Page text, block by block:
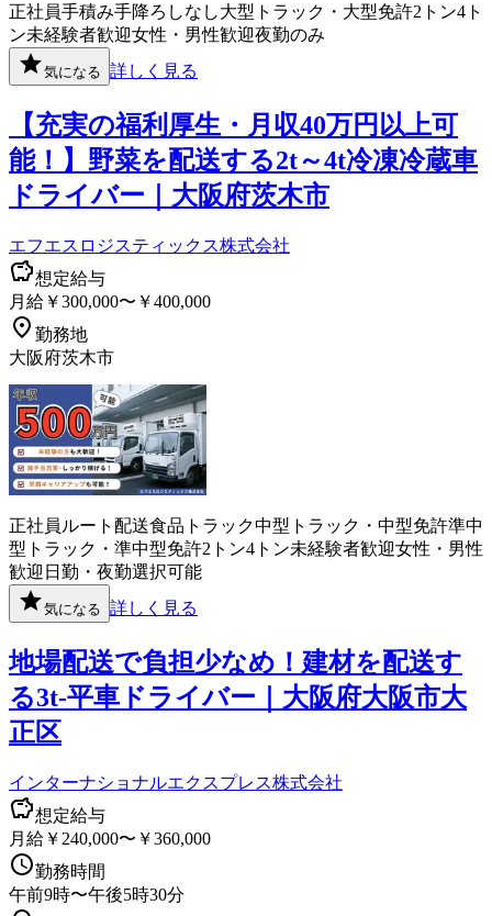
正社員手積み手降ろしなし大型トラック・大型免許2トン4ト
ン未経験者歓迎女性・男性歓迎夜勤のみ
気になる 詳しく見る
【充実の福利厚生・月収40万円以上可
能！】野菜を配送する2t～4t冷凍冷蔵車
ドライバー｜大阪府茨木市
エフエスロジスティックス株式会社
想定給与
月給￥300,000〜￥400,000
勤務地
大阪府茨木市
正社員 ルート配送食品 トラック中型トラック・中型免許準中
型トラック・準中型免許2トン4トン未経験者歓迎女性・男性
歓迎 日勤・夜勤選択可能
気になる 詳しく見る
地場配送で負担少なめ！建材を配送す
る3t‐平車ドライバー｜大阪府大阪市大
正区
インターナショナルエクスプレス株式会社
想定給与
月給￥240,000〜￥360,000
勤務時間
午前9時〜午後5時30分